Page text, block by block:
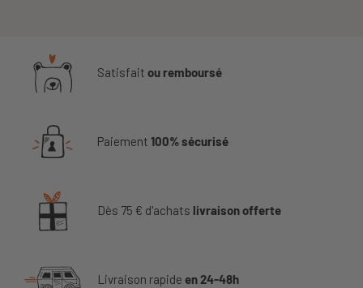
Satisfait ou remboursé
Paiement 100% sécurisé
Dès 75 € d'achats livraison offerte
Livraison rapide en 24-48h